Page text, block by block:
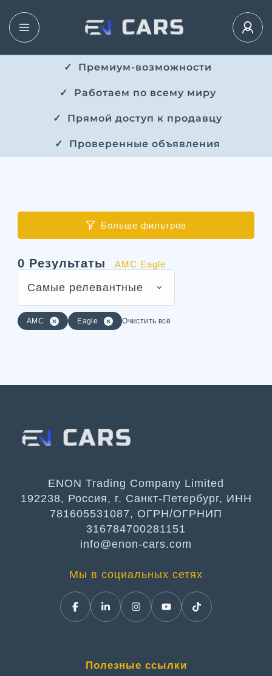
✓ ​​ Премиум-возможности
✓ ​ Работаем по всему миру
✓ ​ Прямой доступ к продавцу
✓ ​ Проверенные объявления
Больше фильтров
0 Результаты AMC Eagle
Самые релевантные
AMC Eagle Очистить всё
ENON Trading Company Limited
192238, Россия, г. Санкт-Петербург, ИНН
781605531087, ОГРН/ОГРНИП
316784700281151
info@enon-cars.com
Мы в социальных сетях
Полезные ссылки